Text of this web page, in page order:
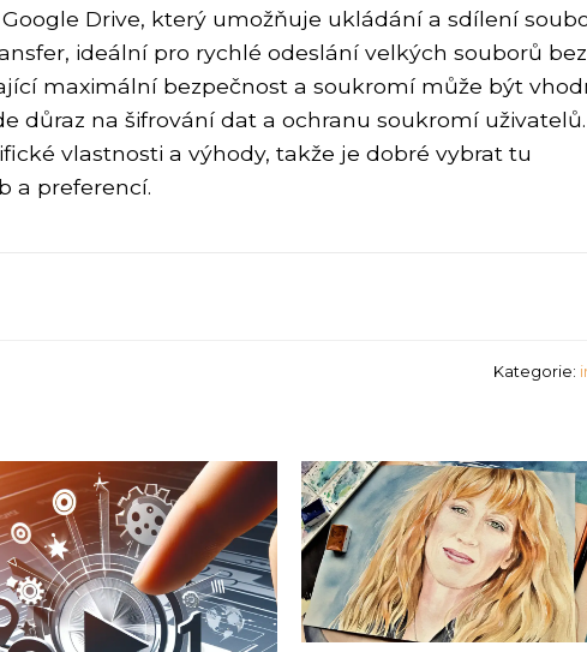
Drive, který umožňuje ukládání a sdílení
ideální pro rychlé odeslání velkých souborů bez
maximální bezpečnost a soukromí může být
důraz na šifrování dat a ochranu soukromí uživatelů.
vlastnosti a výhody, takže je dobré vybrat tu
a preferencí.
Kategorie: